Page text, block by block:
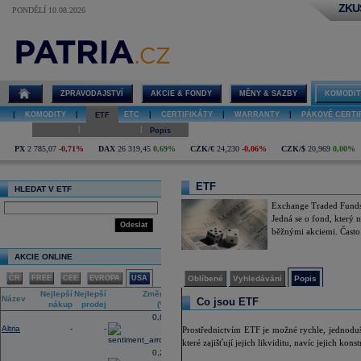
PONDĚLÍ 10.08.2026
je to ETF
(Exchange
ZPRAVODAJSTVÍ AKCIE & FONDY MĚNY & SAZBY
KOMODITY ETF ETC CERTIFIKÁTY WARRANTY PÁKOVÉ
ETF
Popis
PX 2 785,07 -0,71% DAX 26 319,45 0,69% CZK/€ 24,230 -0,06% CZK/$ 20,969 0,00%
HLEDAT V ETF
Odeslat
AKCIE ONLINE
ČR FREE CEE EVROPA USA
Název
Nejlepší
nákup
Nejlepší
prodej
Změna
(%)
Altria - -
0,89
0,29
ETF
Exchange Traded
Jedná se o fond, který
běžnými akciemi.
Oblíbené Vyhledávání Popis
Co jsou ETF
Prostřednictvím ETF je možné rychle,
které zajišťují jejich likviditu, navíc jejich